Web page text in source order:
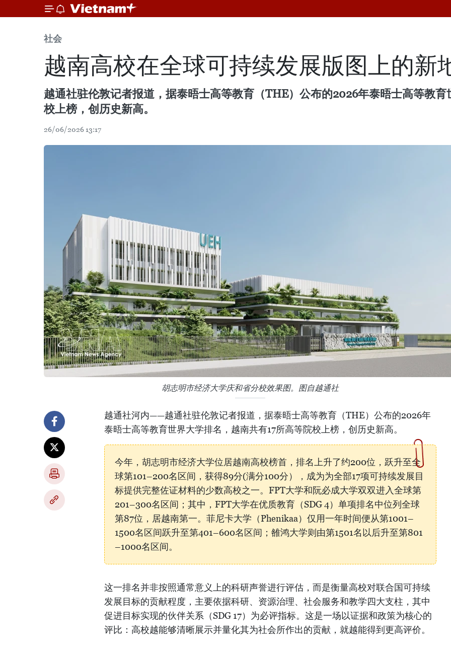
社会
越南高校在全球可持续发展版图上的新
越通社驻伦敦记者报道，据泰晤士高等教育（THE）公布的2026年泰晤士高等教
校上榜，创历史新高。
26/06/2026 13:17
胡志明市经济大学庆和省分校效果图。图自越通社
越通社河内——越通社驻伦敦记者报道，据泰晤士高等教育（THE）公布的2026年
泰晤士高等教育世界大学排名，越南共有17所高等院校上榜，创历史新高。
今年，胡志明市经济大学位居越南高校榜首，排名上升了约200位，跃升至全
球第101–200名区间，获得89分(满分100分），成为为全部17项可持续发展目
标提供完整佐证材料的少数高校之一。FPT大学和阮必成大学双双进入全球第
201–300名区间；其中，FPT大学在优质教育（SDG 4）单项排名中位列全球
第87位，居越南第一。菲尼卡大学（Phenikaa）仅用一年时间便从第1001–
1500名区间跃升至第401–600名区间；雒鸿大学则由第1501名以后升至第801
–1000名区间。
这一排名并非按照通常意义上的科研声誉进行评估，而是衡量高校对联合国可持续
发展目标的贡献程度，主要依据科研、资源治理、社会服务和教学四大支柱，其中
促进目标实现的伙伴关系（SDG 17）为必评指标。这是一场以证据和政策为核心的
评比：高校越能够清晰展示并量化其为社会所作出的贡献，就越能得到更高评价。